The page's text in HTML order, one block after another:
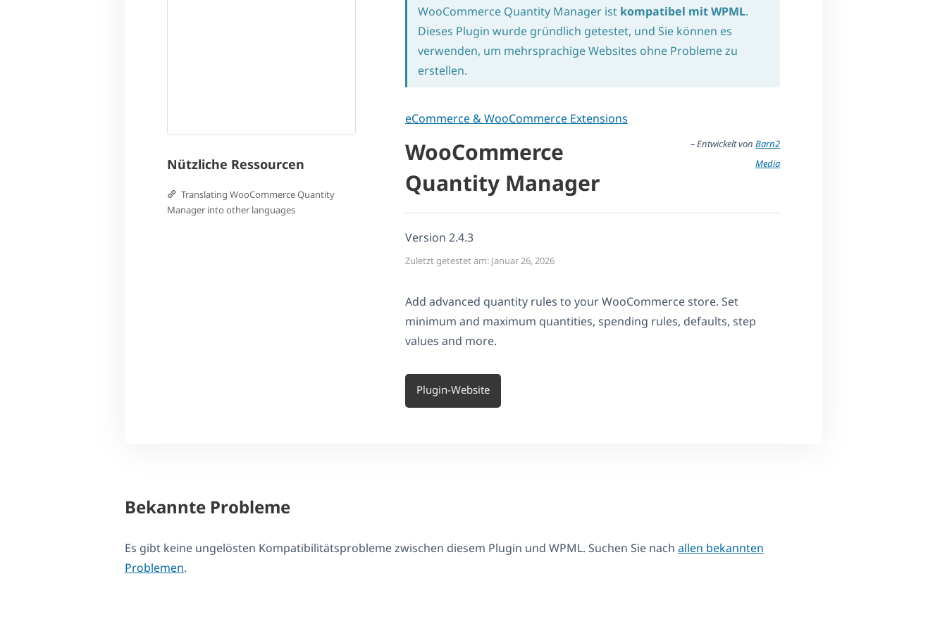
Nützliche Ressourcen
Translating WooCommerce Quantity
Manager into other languages
WooCommerce Quantity Manager ist kompatibel mit WPML.
Dieses Plugin wurde gründlich getestet, und Sie können es
verwenden, um mehrsprachige Websites ohne Probleme zu
erstellen.
eCommerce & WooCommerce Extensions
WooCommerce
Quantity Manager
– Entwickelt von Barn2
Media
Version 2.4.3
Zuletzt getestet am: Januar 26, 2026
Add advanced quantity rules to your WooCommerce store. Set
minimum and maximum quantities, spending rules, defaults, step
values and more.
Plugin-Website
Bekannte Probleme
Es gibt keine ungelösten Kompatibilitätsprobleme zwischen diesem Plugin und WPML. Suchen Sie nach allen bekannten
Problemen.